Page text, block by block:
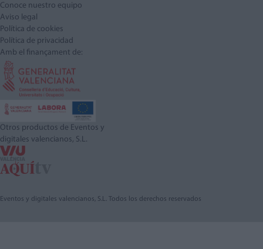
Conoce nuestro equipo
Aviso legal
Política de cookies
Política de privacidad
Amb el finançament de:
Otros productos de Eventos y
digitales valencianos, S.L.
Eventos y digitales valencianos, S.L. Todos los derechos reservados